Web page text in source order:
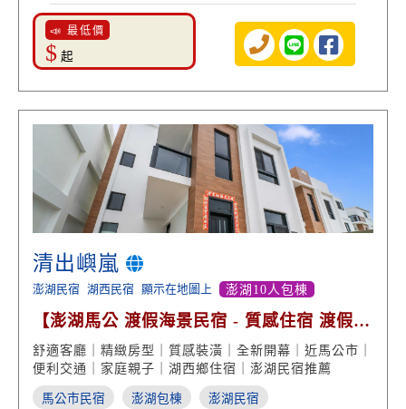
📣 最低價
$ 起
清出嶼嵐
澎湖民宿 湖西民宿 顯示在地圖上 澎湖10人包棟
【澎湖馬公 渡假海景民宿 - 質感住宿 渡假享
受】
舒適客廳｜精緻房型｜質感裝潢｜全新開幕｜近馬公市｜
便利交通｜家庭親子｜湖西鄉住宿｜澎湖民宿推薦
馬公市民宿 澎湖包棟 澎湖民宿